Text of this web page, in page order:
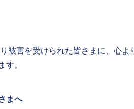
被害を受けられた皆さまに、心
す。
まへ